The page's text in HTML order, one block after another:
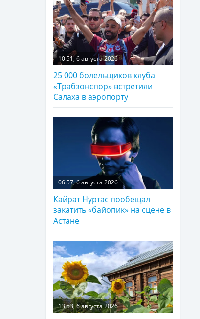
10:51, 6 августа 2026
25 000 болельщиков клуба
«Трабзонспор» встретили
Салаха в аэропорту
06:57, 6 августа 2026
Кайрат Нуртас пообещал
закатить «байопик» на сцене в
Астане
13:53, 6 августа 2026